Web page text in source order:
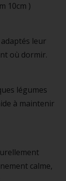
10cm )
leur
où dormir.
légumes
à maintenir
calme,